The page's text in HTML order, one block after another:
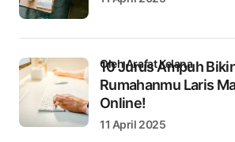
10 Jurus Ampuh
Rumahanmu Laris
Online!
oleh Arafat Kelana
11 April 2025